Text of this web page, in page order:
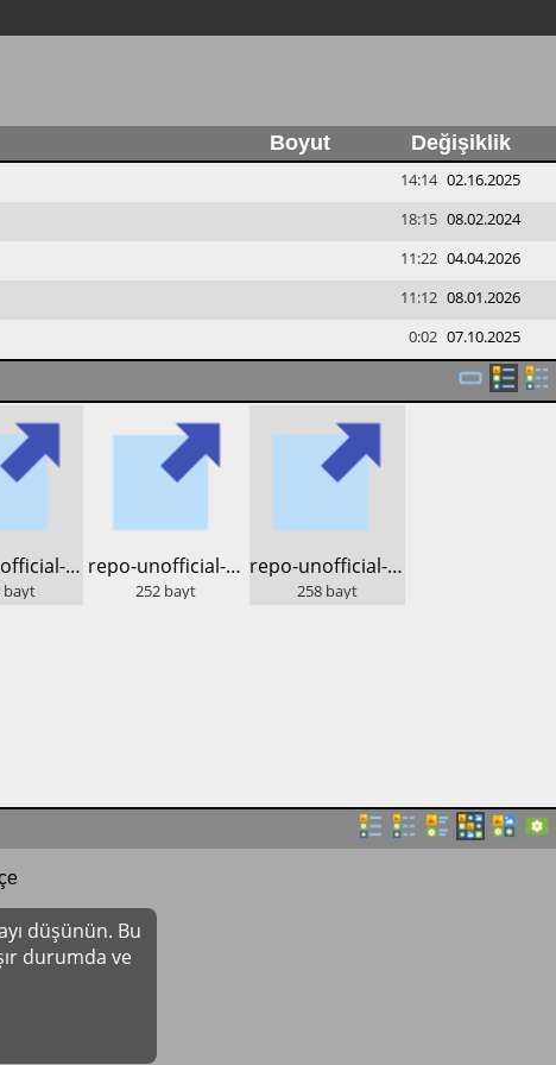
Boyut Değişiklik
14:14 02.16.2025
18:15 08.02.2024
11:22 04.04.2026
11:12 08.01.2026
0:02 07.10.2025
​repo-unofficial-dos.lod.bz
bayt
​repo-unofficial-lod.bz
252 bayt
​repo-unofficial-sparky
258 bayt
düşünün. Bu
durumda ve